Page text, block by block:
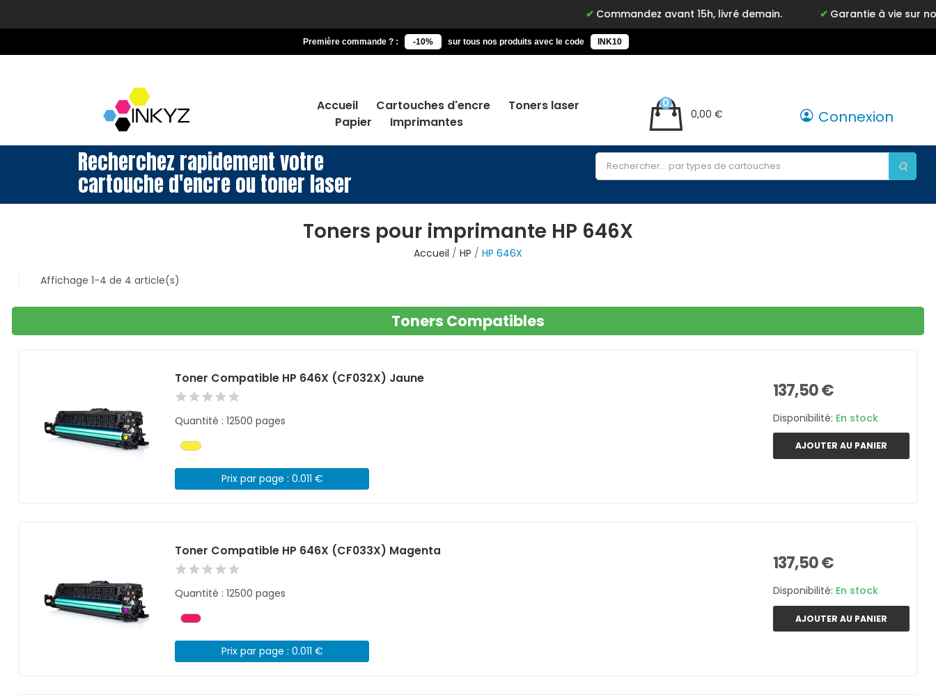
Commandez avant 15h, livré demain. Garantie à vie sur notre
Première commande ? : -10% sur tous nos produits avec le code INK10
Accueil Cartouches d'encre
Toners laser
Papier
Imprimantes
0,00 €
0
Connexion
Recherchez rapidement votre
cartouche d'encre ou toner laser
Toners pour imprimante HP 646X
Accueil HP
HP 646X
Affichage 1-4 de 4 article(s)
Toners Compatibles
Toner Compatible HP 646X (CF032X) Jaune
Quantité : 12500 pages
Prix par page : 0.011 €
137,50 €
Disponibilité: En stock
AJOUTER AU PANIER
Toner Compatible HP 646X (CF033X) Magenta
Quantité : 12500 pages
Prix par page : 0.011 €
137,50 €
Disponibilité: En stock
AJOUTER AU PANIER